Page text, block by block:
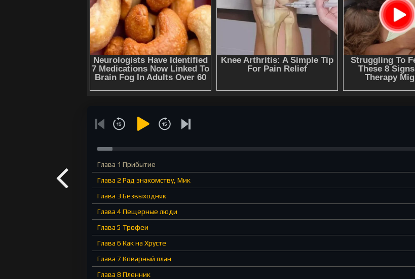
Глава 1 Прибытие
Глава 2 Рад знакомству, Мик
Глава 3 Безвыходняк
Глава 4 Пещерные люди
Глава 5 Трофеи
Глава 6 Как на Хрусте
Глава 7 Коварный план
Глава 8 Пленник